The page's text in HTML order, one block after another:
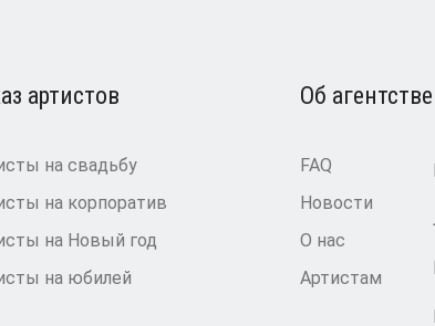
артистов
на свадьбу
на корпоратив
на Новый год
на юбилей
Об агентстве
FAQ
Новости
О нас
Артистам